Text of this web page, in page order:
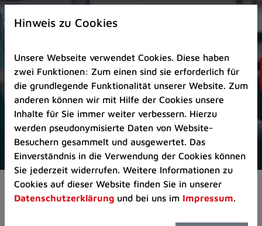
Zur
Startseite
Zum
Seitenanfang
springen
(Schnelltaste
A)
Zur
Navigation/Menü
springen
(Schnelltaste
M)
Zur
Aktuelles Pressemitteilungen
Hinweis zu Cookies
Unsere Webseite verwendet Cookies. Diese haben
zwei Funktionen: Zum einen sind sie erforderlich für
die grundlegende Funktionalität unserer Website. Zum
anderen können wir mit Hilfe der Cookies unsere
Inhalte für Sie immer weiter verbessern. Hierzu
werden pseudonymisierte Daten von Website-
Besuchern gesammelt und ausgewertet. Das
Einverständnis in die Verwendung der Cookies können
Sie jederzeit widerrufen. Weitere Informationen zu
Cookies auf dieser Website finden Sie in unserer
Datenschutzerklärung und bei uns im Impressum.